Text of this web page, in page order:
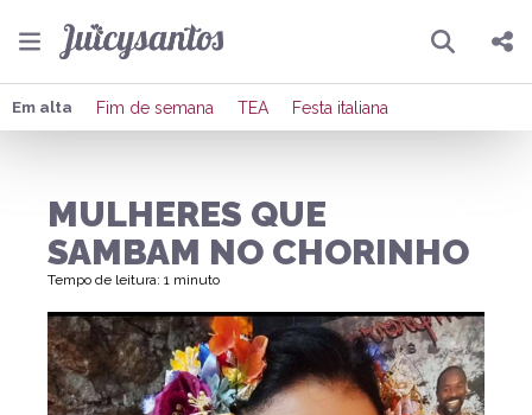
Pesquisar
Compartilhar
Publicar no X
Em alta Fim de semana TEA Festa italiana
MULHERES QUE
SAMBAM NO CHORINHO
Tempo de leitura: 1 minuto